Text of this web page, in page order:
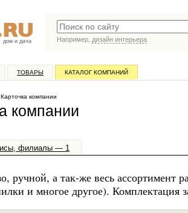
дом и дача
Например, дизайн интерьера
ТОВАРЫ КАТАЛОГ КОМПАНИЙ
компании
компании
филиалы — 1
ручной, а так-же весь ассортимент
и многое другое). Комплектация